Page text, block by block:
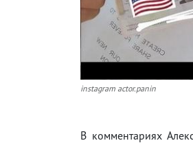
instagram actor.panin
В комментариях